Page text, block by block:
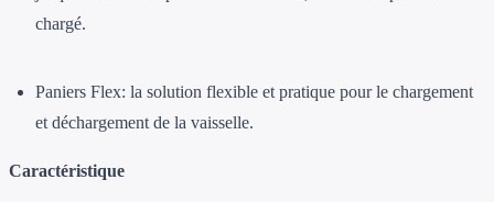
chargé.
Paniers Flex: la solution flexible et pratique pour le chargement
et déchargement de la vaisselle.
Caractéristique